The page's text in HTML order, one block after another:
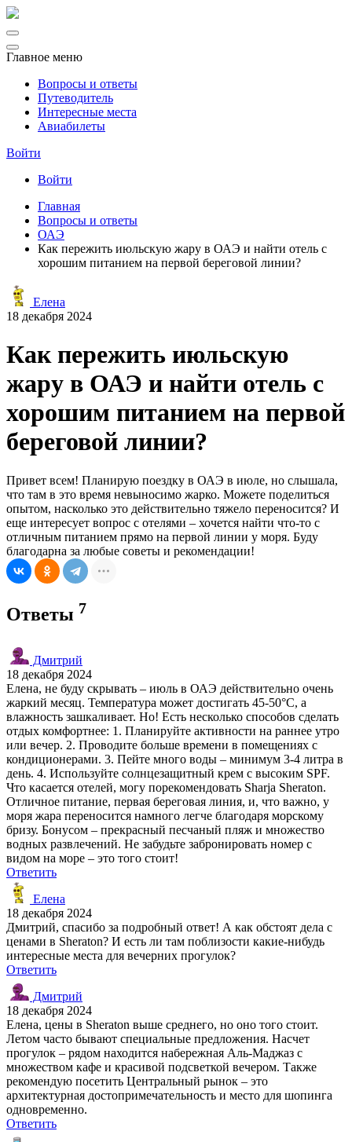
Главное меню
Вопросы и ответы
Путеводитель
Интересные места
Авиабилеты
Войти
Войти
Главная
Вопросы и ответы
ОАЭ
Как пережить июльскую жару в ОАЭ и найти отель с
хорошим питанием на первой береговой линии?
Елена
18 декабря 2024
Как пережить июльскую
жару в ОАЭ и найти отель с
хорошим питанием на первой
береговой линии?
Привет всем! Планирую поездку в ОАЭ в июле, но слышала,
что там в это время невыносимо жарко. Можете поделиться
опытом, насколько это действительно тяжело переносится? И
еще интересует вопрос с отелями – хочется найти что-то с
отличным питанием прямо на первой линии у моря. Буду
благодарна за любые советы и рекомендации!
Ответы 7
Дмитрий
18 декабря 2024
Елена, не буду скрывать – июль в ОАЭ действительно очень
жаркий месяц. Температура может достигать 45-50°C, а
влажность зашкаливает. Но! Есть несколько способов сделать
отдых комфортнее: 1. Планируйте активности на раннее утро
или вечер. 2. Проводите больше времени в помещениях с
кондиционерами. 3. Пейте много воды – минимум 3-4 литра в
день. 4. Используйте солнцезащитный крем с высоким SPF.
Что касается отелей, могу порекомендовать Sharja Sheraton.
Отличное питание, первая береговая линия, и, что важно, у
моря жара переносится намного легче благодаря морскому
бризу. Бонусом – прекрасный песчаный пляж и множество
водных развлечений. Не забудьте забронировать номер с
видом на море – это того стоит!
Ответить
Елена
18 декабря 2024
Дмитрий, спасибо за подробный ответ! А как обстоят дела с
ценами в Sheraton? И есть ли там поблизости какие-нибудь
интересные места для вечерних прогулок?
Ответить
Дмитрий
18 декабря 2024
Елена, цены в Sheraton выше среднего, но оно того стоит.
Летом часто бывают специальные предложения. Насчет
прогулок – рядом находится набережная Аль-Маджаз с
множеством кафе и красивой подсветкой вечером. Также
рекомендую посетить Центральный рынок – это
архитектурная достопримечательность и место для шопинга
одновременно.
Ответить